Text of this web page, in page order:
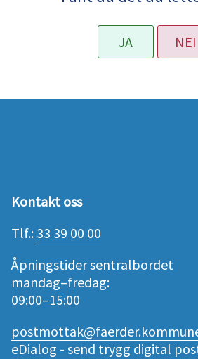
JA NEI
Kontakt oss
Tlf.: 33 39 00 00
Åpningstider sentralbordet
mandag–fredag:
09:00–15:00
eDialog - send trygg digital